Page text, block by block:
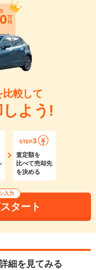
比較して
よう!
STEP3
査定額を
比べて売却先
を決める
入力
タート
細を見てみる